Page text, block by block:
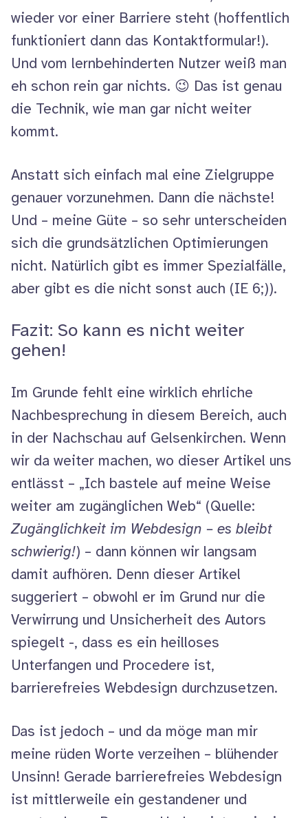
wieder vor einer Barriere steht (hoffentlich
funktioniert dann das Kontaktformular!).
Und vom lernbehinderten Nutzer weiß man
eh schon rein gar nichts. 😉 Das ist genau
die Technik, wie man gar nicht weiter
kommt.
Anstatt sich einfach mal eine Zielgruppe
genauer vorzunehmen. Dann die nächste!
Und – meine Güte – so sehr unterscheiden
sich die grundsätzlichen Optimierungen
nicht. Natürlich gibt es immer Spezialfälle,
aber gibt es die nicht sonst auch (IE 6;)).
Fazit: So kann es nicht weiter
gehen!
Im Grunde fehlt eine wirklich ehrliche
Nachbesprechung in diesem Bereich, auch
in der Nachschau auf Gelsenkirchen. Wenn
wir da weiter machen, wo dieser Artikel uns
entlässt –
Ich bastele auf meine Weise
weiter am zugänglichen Web
(Quelle:
Zugänglichkeit im Webdesign – es bleibt
schwierig!) – dann können wir langsam
damit aufhören. Denn dieser Artikel
suggeriert – obwohl er im Grund nur die
Verwirrung und Unsicherheit des Autors
spiegelt -, dass es ein heilloses
Unterfangen und Procedere ist,
barrierefreies Webdesign durchzusetzen.
Das ist jedoch – und da möge man mir
meine rüden Worte verzeihen – blühender
Unsinn! Gerade barrierefreies Webdesign
ist mittlerweile ein gestandener und